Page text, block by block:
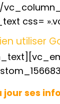
css=
utiliser
jour ses